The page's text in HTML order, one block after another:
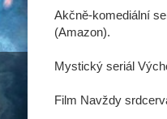
Akčně-komediální
(Amazon).
Mystický seriál
Film Navždy